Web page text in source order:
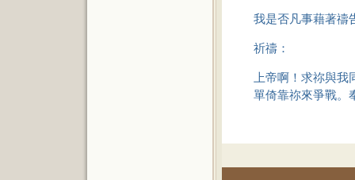
我是否凡事藉著禱
祈禱：
上帝啊！求祢與
單倚靠祢來爭戰。